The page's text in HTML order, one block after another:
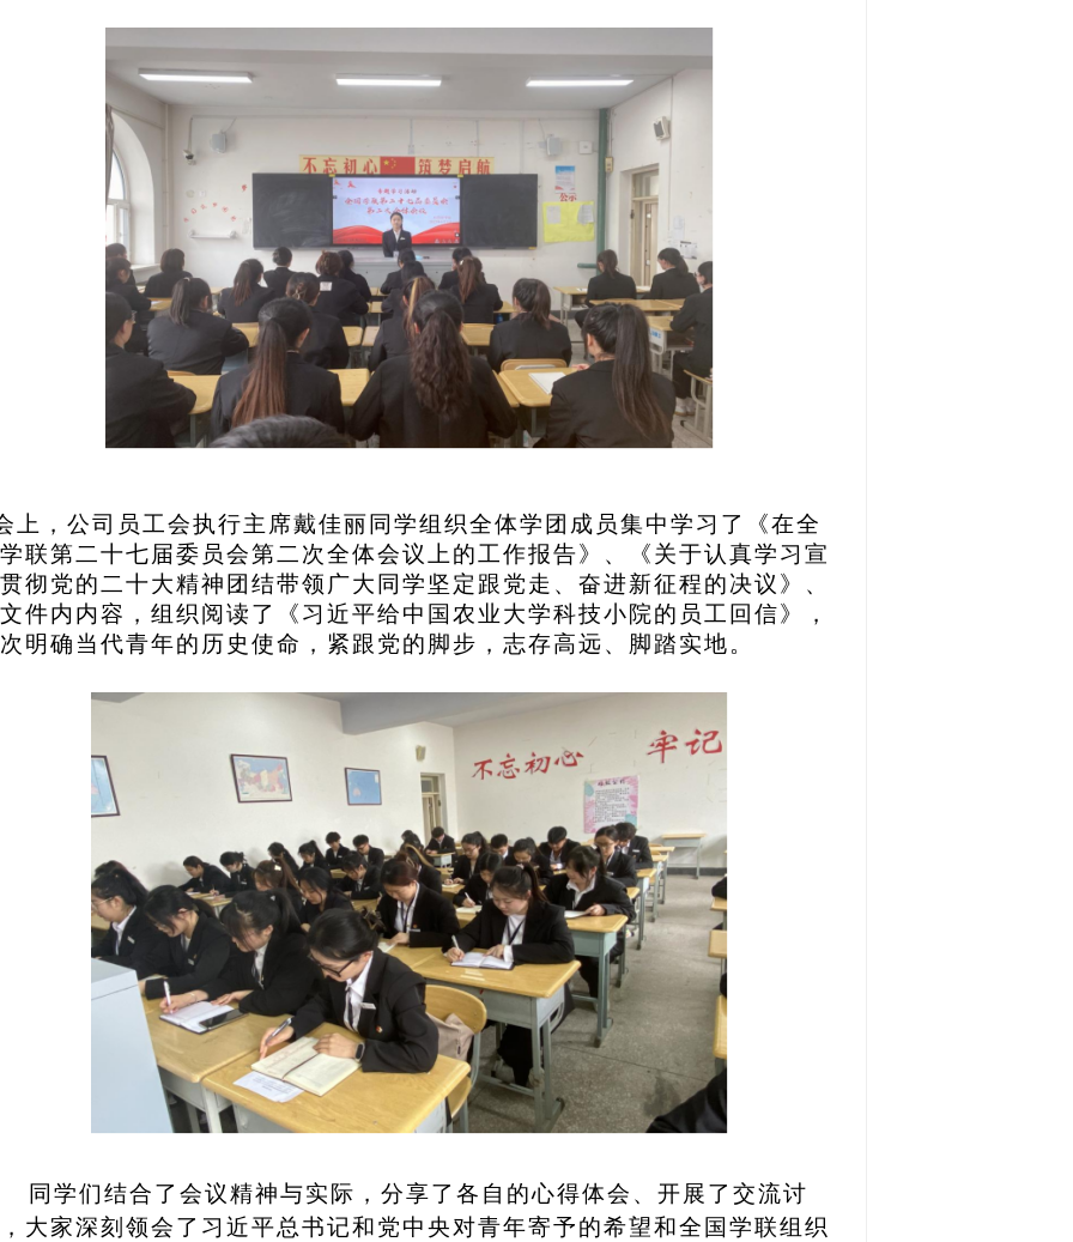
，公司员工会执行主席戴佳丽同学组织全体学团成员集中学习了《在全
联第二十七届委员会第二次全体会议上的工作报告》、《关于认真学习宣
彻党的二十大精神团结带领广大同学坚定跟党走、奋进新征程的决议》、
件内内容，组织阅读了《习近平给中国农业大学科技小院的员工回信》，
明确当代青年的历史使命，紧跟党的脚步，志存高远、脚踏实地。
同学们结合了会议精神与实际，分享了各自的心得体会、开展了交流讨
大家深刻领会了习近平总书记和党中央对青年寄予的希望和全国学联组织